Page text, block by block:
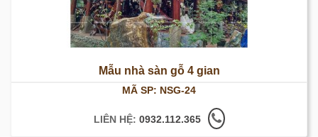
Mẫu nhà sàn gỗ 4 gian
MÃ SP: NSG-24
LIÊN HỆ: 0932.112.365